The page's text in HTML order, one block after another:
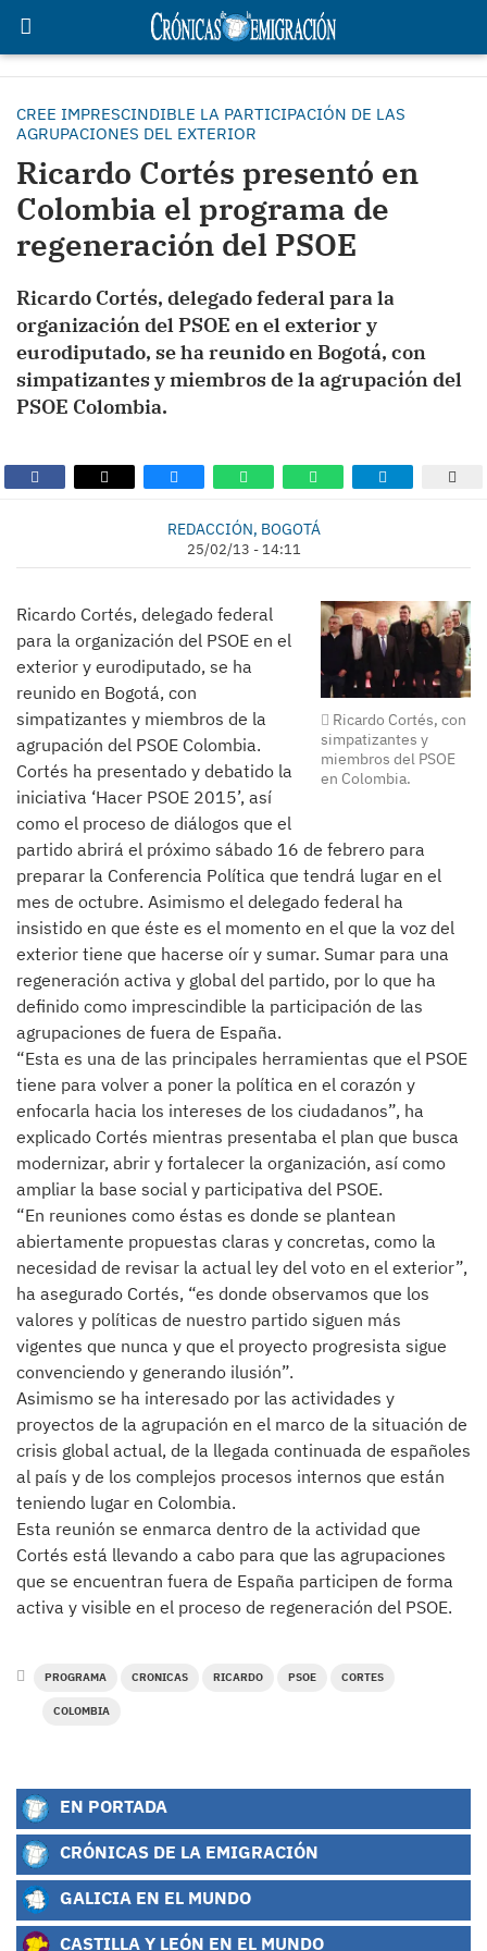
CREE IMPRESCINDIBLE LA PARTICIPACIÓN DE LAS
AGRUPACIONES DEL EXTERIOR
Ricardo Cortés presentó en
Colombia el programa de
regeneración del PSOE
Ricardo Cortés, delegado federal para la
organización del PSOE en el exterior y
eurodiputado, se ha reunido en Bogotá, con
simpatizantes y miembros de la agrupación del
PSOE Colombia.
REDACCIÓN, BOGOTÁ
25/02/13 - 14:11
Ricardo Cortés, con
simpatizantes y
miembros del PSOE
en Colombia.
Ricardo Cortés, delegado federal
para la organización del PSOE en el
exterior y eurodiputado, se ha
reunido en Bogotá, con
simpatizantes y miembros de la
agrupación del PSOE Colombia.
Cortés ha presentado y debatido la
iniciativa ‘Hacer PSOE 2015’, así
como el proceso de diálogos que el
partido abrirá el próximo sábado 16 de febrero para
preparar la Conferencia Política que tendrá lugar en el
mes de octubre. Asimismo el delegado federal ha
insistido en que éste es el momento en el que la voz del
exterior tiene que hacerse oír y sumar. Sumar para una
regeneración activa y global del partido, por lo que ha
definido como imprescindible la participación de las
agrupaciones de fuera de España.
“Esta es una de las principales herramientas que el PSOE
tiene para volver a poner la política en el corazón y
enfocarla hacia los intereses de los ciudadanos”, ha
explicado Cortés mientras presentaba el plan que busca
modernizar, abrir y fortalecer la organización, así como
ampliar la base social y participativa del PSOE.
“En reuniones como éstas es donde se plantean
abiertamente propuestas claras y concretas, como la
necesidad de revisar la actual ley del voto en el exterior”,
ha asegurado Cortés, “es donde observamos que los
valores y políticas de nuestro partido siguen más
vigentes que nunca y que el proyecto progresista sigue
convenciendo y generando ilusión”.
Asimismo se ha interesado por las actividades y
proyectos de la agrupación en el marco de la situación de
crisis global actual, de la llegada continuada de españoles
al país y de los complejos procesos internos que están
teniendo lugar en Colombia.
Esta reunión se enmarca dentro de la actividad que
Cortés está llevando a cabo para que las agrupaciones
que se encuentran fuera de España participen de forma
activa y visible en el proceso de regeneración del PSOE.
PROGRAMA CRONICAS RICARDO PSOE CORTES
COLOMBIA
EN PORTADA
CRÓNICAS DE LA EMIGRACIÓN
GALICIA EN EL MUNDO
CASTILLA Y LEÓN EN EL MUNDO